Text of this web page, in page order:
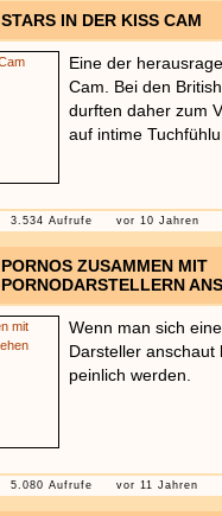
STARS IN DER KISS CAM
Eine der
Cam. Bei den
durften daher zum
auf intime
3.534 Aufrufe vor 10 Jahren
PORNOS ZUSAMMEN MIT
PORNODARSTELLERN
Wenn man sich
Darsteller
peinlich werden.
5.080 Aufrufe vor 11 Jahren